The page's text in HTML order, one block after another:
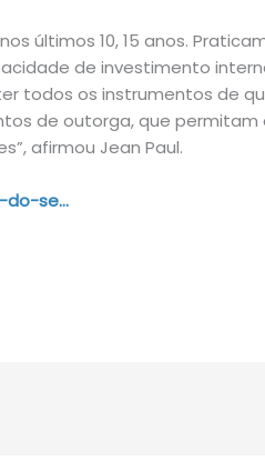
últimos 10, 15 anos.
de investimento
todos os instrumentos de
de outorga, que permitam
afirmou Jean Paul.
do-se…